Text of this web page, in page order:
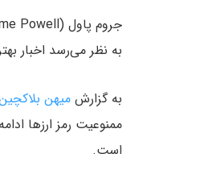
به نظر می‌رسد اخبار
به گزارش میهن
ممنوعیت رمز ارزها
است.